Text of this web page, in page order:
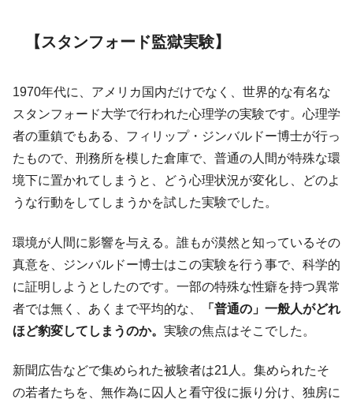
【スタンフォード監獄実験】
1970年代に、アメリカ国内だけでなく、世界的な有名な
スタンフォード大学で行われた心理学の実験です。心理学
者の重鎮でもある、フィリップ・ジンバルドー博士が行っ
たもので、刑務所を模した倉庫で、普通の人間が特殊な環
境下に置かれてしまうと、どう心理状況が変化し、どのよ
うな行動をしてしまうかを試した実験でした。
環境が人間に影響を与える。誰もが漠然と知っているその
真意を、ジンバルドー博士はこの実験を行う事で、科学的
に証明しようとしたのです。一部の特殊な性癖を持つ異常
者では無く、あくまで平均的な、
「普通の」一般人がどれ
ほど豹変してしまうのか。 実験の焦点はそこでした。
新聞広告などで集められた被験者は21人。集められたそ
の若者たちを、無作為に囚人と看守役に振り分け、独房に